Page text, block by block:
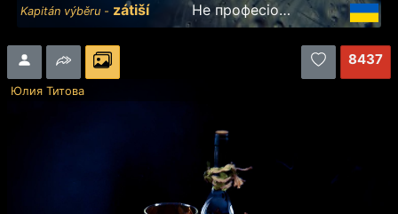
Kapitán výběru - zátiší Не професіонал, знімаю на телефон!)
8437
Юлия Титова